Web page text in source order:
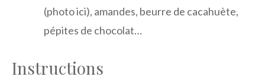
(photo ici), amandes, beurre de cacahuète,
pépites de chocolat…
Instructions